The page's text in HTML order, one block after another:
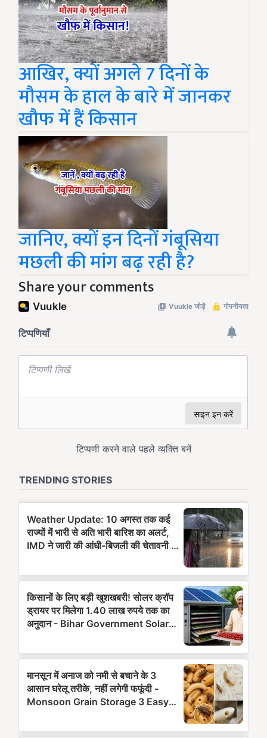
आखिर, क्यों अगले 7 दिनों के
मौसम के हाल के बारे में जानकर
खौफ में हैं किसान
जानिए, क्यों इन दिनों गंबूसिया
मछली की मांग बढ़ रही है?
Share your comments